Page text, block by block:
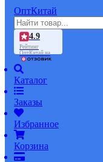
ОптКитай
4.9
Рейтинг
ОптКитай на
Каталог
Заказы
Избранное
Корзина